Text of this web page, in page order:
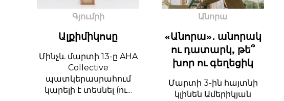
Գյումրի
Ալքիմիկոսը
Մինչև մարտի 13-ը AHA
Collective
պատկերասրահում
կարելի է տեսնել (ու...
Անորա
«Անորա»․ անորակ
ու դատարկ, թե՞
խոր ու գեղեցիկ
Մարտի 3-ին հայտնի
կլինեն Ամերիկյան